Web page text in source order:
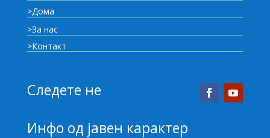
>Дома
>За нас
>Контакт
Следете не
Инфо од јавен карактер